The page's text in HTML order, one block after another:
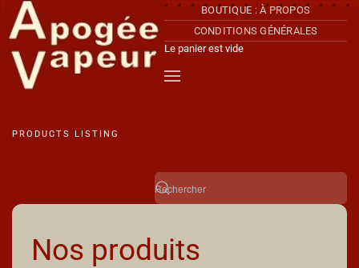
Accéder au contenu principal
BOUTIQUE : À PROPOS
CONDITIONS GÉNÉRALES
Le panier est vide
PRODUCTS LISTING
Nos produits